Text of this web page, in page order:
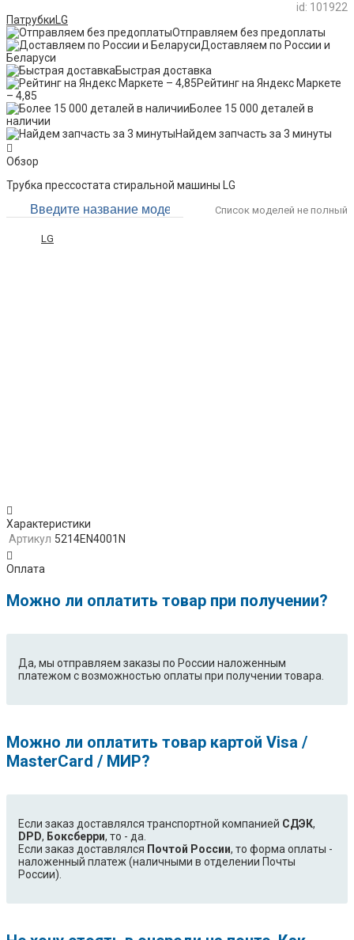
id: 101922
Патрубки LG
Отправляем без предоплаты
Доставляем по России и
Беларуси
Быстрая доставка
Рейтинг на Яндекс Маркете
– 4,85
Более 15 000 деталей в
наличии
Найдем запчасть за 3 минуты
Обзор
Трубка прессостата стиральной машины LG
Список моделей не полный
LG
Характеристики
Артикул 5214EN4001N
Оплата
Можно ли оплатить товар при получении?
Да, мы отправляем заказы по России наложенным
платежом с возможностью оплаты при получении товара.
Можно ли оплатить товар картой Visa /
MasterCard / МИР?
Если заказ доставлялся транспортной компанией СДЭК,
DPD, Боксберри, то - да.
Если заказ доставлялся Почтой России, то форма оплаты -
наложенный платеж (наличными в отделении Почты
России).